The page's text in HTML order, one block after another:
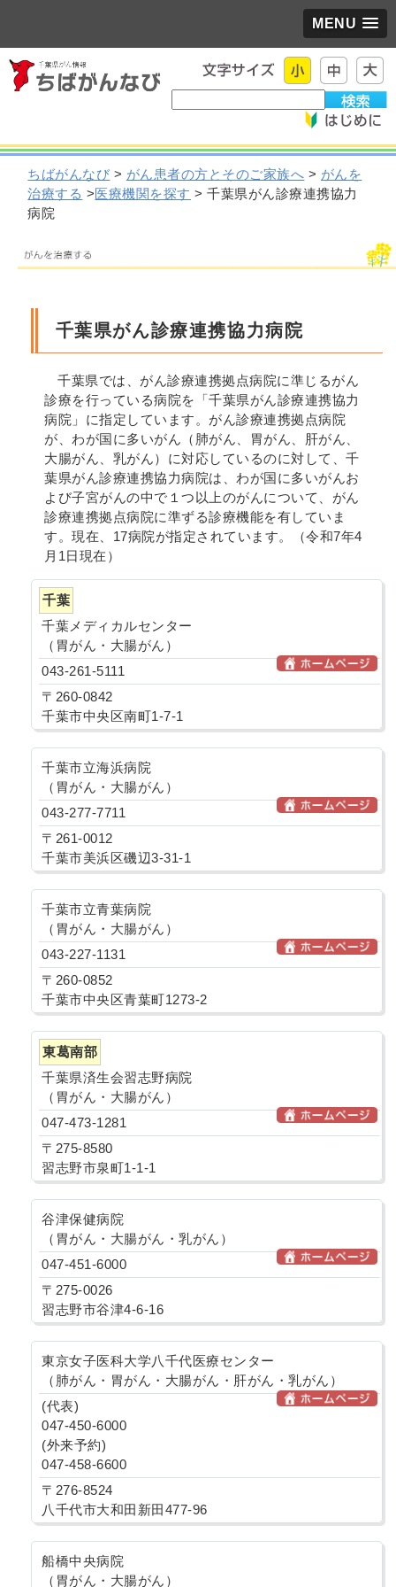
MENU
ちばがんなび > がん患者の方とそのご家族へ > がんを
治療する >医療機関を探す > 千葉県がん診療連携協力
病院
千葉県がん診療連携協力病院
千葉県では、がん診療連携拠点病院に準じるがん
診療を行っている病院を「千葉県がん診療連携協力
病院」に指定しています。がん診療連携拠点病院
が、わが国に多いがん（肺がん、胃がん、肝がん、
大腸がん、乳がん）に対応しているのに対して、千
葉県がん診療連携協力病院は、わが国に多いがんお
よび子宮がんの中で１つ以上のがんについて、がん
診療連携拠点病院に準ずる診療機能を有していま
す。現在、17病院が指定されています。（令和7年4
月1日現在）
千葉
千葉メディカルセンター
（胃がん・大腸がん）
043-261-5111
〒260-0842
千葉市中央区南町1-7-1
千葉市立海浜病院
（胃がん・大腸がん）
043-277-7711
〒261-0012
千葉市美浜区磯辺3-31-1
千葉市立青葉病院
（胃がん・大腸がん）
043-227-1131
〒260-0852
千葉市中央区青葉町1273-2
東葛南部
千葉県済生会習志野病院
（胃がん・大腸がん）
047-473-1281
〒275-8580
習志野市泉町1-1-1
谷津保健病院
（胃がん・大腸がん・乳がん）
047-451-6000
〒275-0026
習志野市谷津4-6-16
東京女子医科大学八千代医療センター
（肺がん・胃がん・大腸がん・肝がん・乳がん）
(代表)
047-450-6000
(外来予約)
047-458-6600
〒276-8524
八千代市大和田新田477-96
船橋中央病院
（胃がん・大腸がん）